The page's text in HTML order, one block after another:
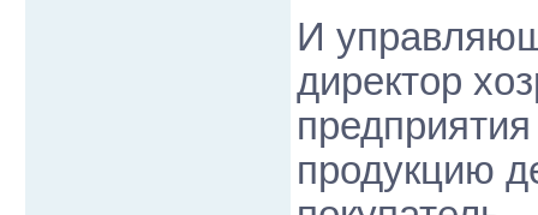
И
директор
продукцию